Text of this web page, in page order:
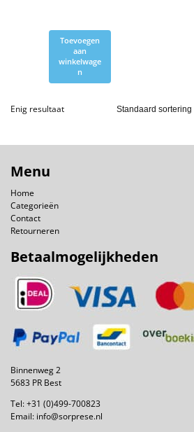
Toevoegen
aan
winkelwage
n
Enig resultaat
Menu
Home
Categorieën
Contact
Retourneren
Betaalmogelijkheden
Binnenweg 2
5683 PR Best
Tel:+31 (0)499-700823
Email: info@sorprese.nl